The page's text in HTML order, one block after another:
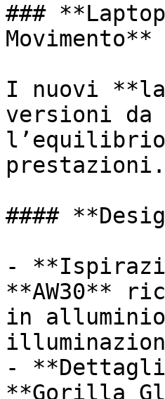
###
Movimento**
I nuovi
versioni da
prestazioni.
####
-
**AW30**
in
-
**Gorilla